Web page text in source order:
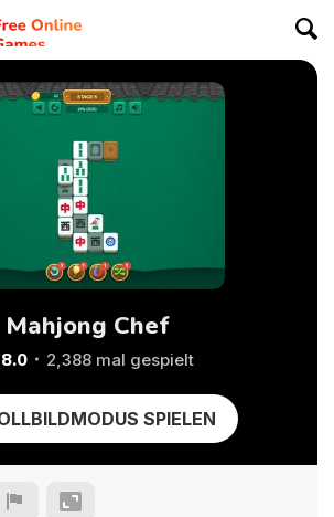
Mahjong Chef
8.0 2,388 mal gespielt
SPIELEN